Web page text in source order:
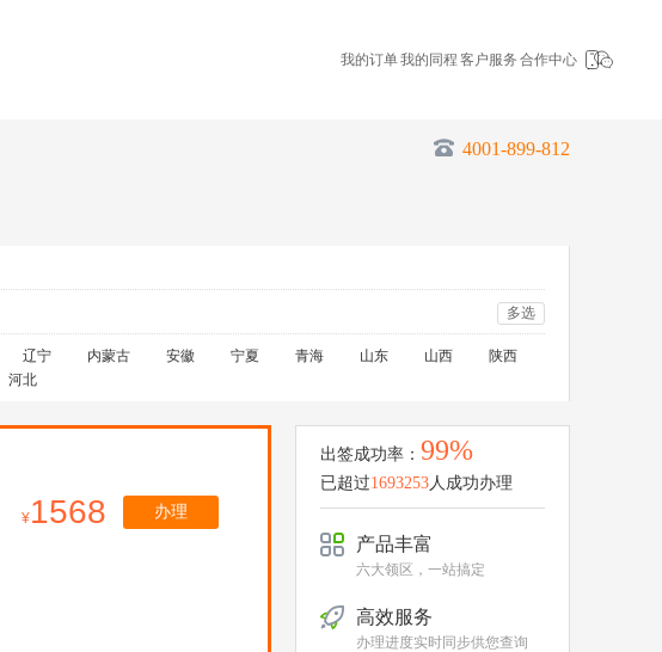
我的订单我的同程 客户服务 合作中心
4001-899-812
多选
辽宁 内蒙古 安徽 宁夏 青海 山东 山西
陕西
河北
1568 办理
出签成功率： 99%
已超过1693253人成功办理
产品丰富
六大领区，一站搞定
高效服务
办理进度实时同步供您查询